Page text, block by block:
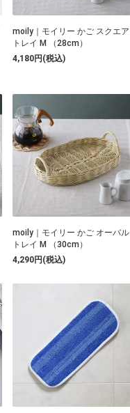
moily｜モイリー かご スクエア
トレイ M （28cm）
4,180円(税込)
moily｜モイリー かご オーバル
トレイ M （30cm）
4,290円(税込)